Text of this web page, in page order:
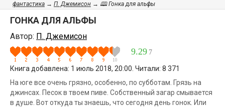
фантастика → П. Джемисон → 🕮 Гонка для альфы
ГОНКА ДЛЯ АЛЬФЫ
Автор: П. Джемисон
9.29 7
Книга добавлена: 1 июль 2018, 20:00. Читали: 8 371
На юге все очень грязно, особенно, по субботам. Грязь на
джинсах. Песок в твоем пиве. Собственный загар смывается
в душе. Вот откуда ты знаешь, что сегодня день гонок. Или